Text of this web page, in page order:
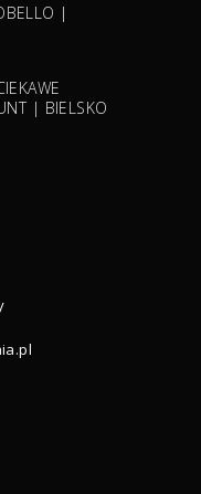
|
| BIELSKO